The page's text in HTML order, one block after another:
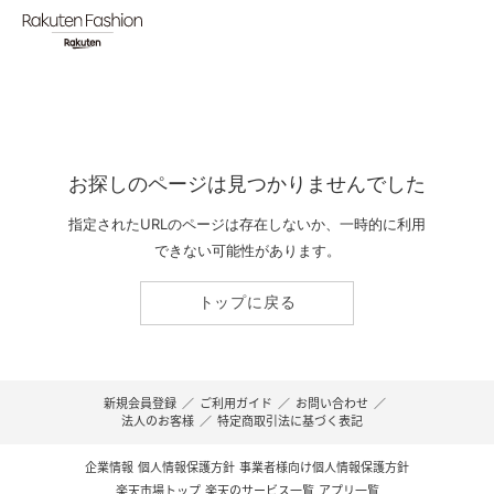
お探しのページは見つかりませんでした
指定されたURLのページは存在しないか、一時的に利用
できない可能性があります。
トップに戻る
新規会員登録 ／ ご利用ガイド ／ お問い合わせ ／
法人のお客様 ／ 特定商取引法に基づく表記
企業情報 個人情報保護方針 事業者様向け個人情報保護方針
楽天市場トップ 楽天のサービス一覧 アプリ一覧